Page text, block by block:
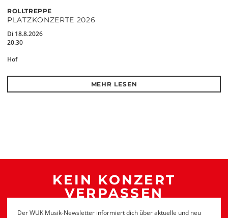
ROLLTREPPE
PLATZKONZERTE 2026
Di 18.8.2026
20.30
Hof
MEHR LESEN
KEIN KONZERT
VERPASSEN
Der WUK Musik-Newsletter informiert dich über aktuelle und neu